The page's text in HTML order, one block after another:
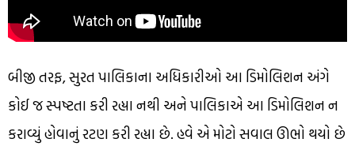
બીજી તરફ, સુરત પાલિકાના અધિકારીઓ આ ડિમોલિશન અંગે
કોઈ જ સ્પષ્ટતા કરી રહ્યા નથી અને પાલિકાએ આ ડિમોલિશન ન
કરાવ્યું હોવાનું રટણ કરી રહ્યા છે. હવે એ મોટો સવાલ ઊભો થયો છે